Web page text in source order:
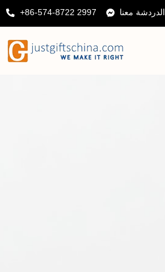
+86-574-8722 2997 الدردشة معنا